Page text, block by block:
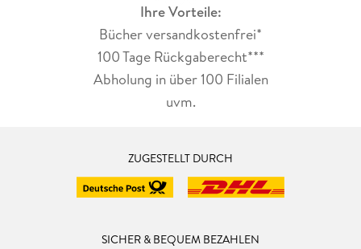
Ihre Vorteile:
Bücher versandkostenfrei*
100 Tage Rückgaberecht***
Abholung in über 100 Filialen
uvm.
ZUGESTELLT DURCH
SICHER & BEQUEM BEZAHLEN